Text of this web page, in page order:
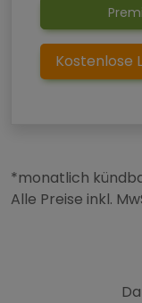
Kostenlose
*monatlich
Alle Preise inkl.